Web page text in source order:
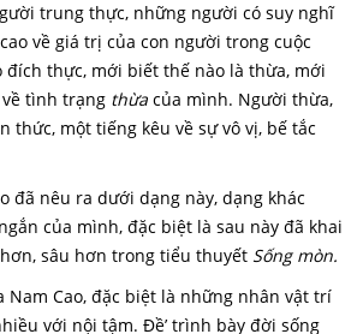
trung thực, những người có suy nghĩ
về giá trị của con người trong cuộc
đích thực, mới biết thế nào là thừa, mới
tình trạng thừa của mình. Người thừa,
thức, một tiếng kêu về sự vô vị, bế tắc
đã nêu ra dưới dạng này, dạng khác
của mình, đặc biệt là sau này đã khai
sâu hơn trong tiểu thuyết Sống mòn.
Nam Cao, đặc biệt là những nhân vật trí
với nội tậm. Đề’ trình bày đời sống